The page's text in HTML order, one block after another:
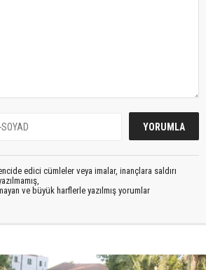
edici cümleler veya imalar, inançlara saldırı
ve büyük harflerle yazılmış yorumlar